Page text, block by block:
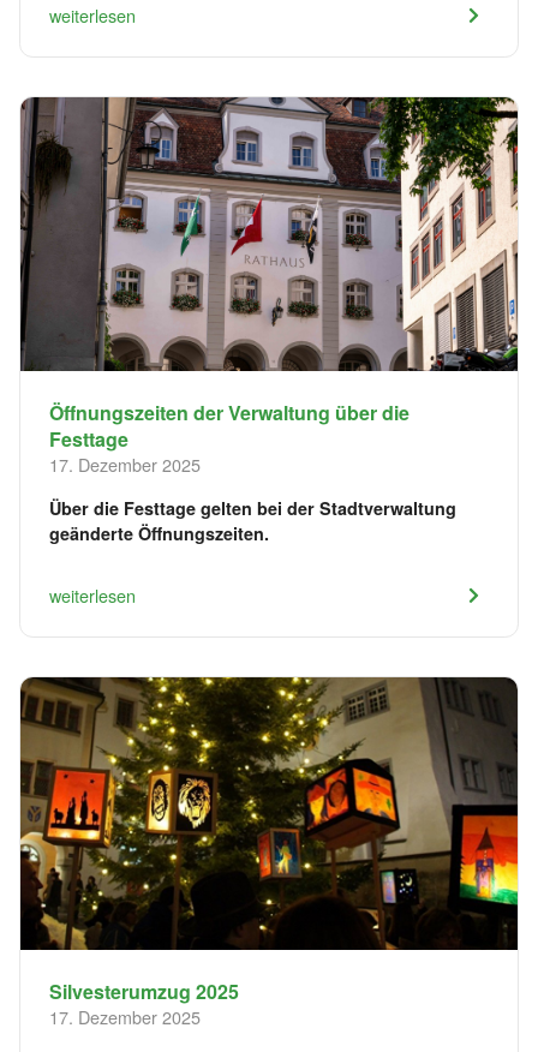
weiterlesen
Öffnungszeiten der Verwaltung über die
Festtage
17. Dezember 2025
Über die Festtage gelten bei der Stadtverwaltung
geänderte Öffnungszeiten.
weiterlesen
Silvesterumzug 2025
17. Dezember 2025